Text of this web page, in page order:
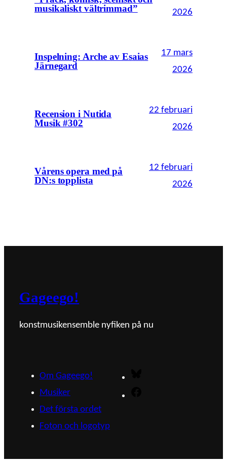
musikaliskt vältrimmad”
2026
Inspelning: Arche av Esaias
Järnegard
17 mars
2026
Recension i Nutida
Musik #302
22 februari
2026
Vårens opera med på
DN:s topplista
12 februari
2026
Gageego!
konstmusikensemble nyfiken på nu
Om Gageego!
Musiker
Det första ordet
Foton och logotyp